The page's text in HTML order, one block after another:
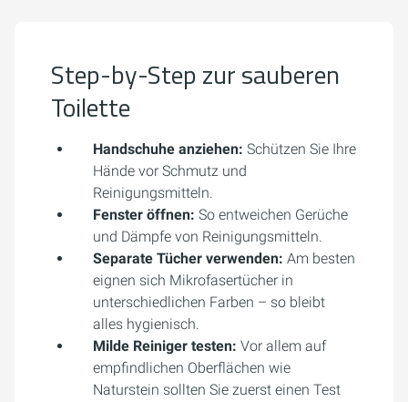
Step-by-Step zur sauberen
Toilette
Handschuhe anziehen: Schützen Sie Ihre
Hände vor Schmutz und
Reinigungsmitteln.
Fenster öffnen: So entweichen Gerüche
und Dämpfe von Reinigungsmitteln.
Separate Tücher verwenden: Am besten
eignen sich Mikrofasertücher in
unterschiedlichen Farben – so bleibt
alles hygienisch.
Milde Reiniger testen: Vor allem auf
empfindlichen Oberflächen wie
Naturstein sollten Sie zuerst einen Test